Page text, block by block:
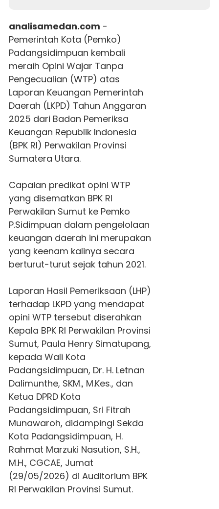
analisamedan.com -
Pemerintah Kota (Pemko)
Padangsidimpuan kembali
meraih Opini Wajar Tanpa
Pengecualian (WTP) atas
Laporan Keuangan Pemerintah
Daerah (LKPD) Tahun Anggaran
2025 dari Badan Pemeriksa
Keuangan Republik Indonesia
(BPK RI) Perwakilan Provinsi
Sumatera Utara.
Capaian predikat opini WTP
yang disematkan BPK RI
Perwakilan Sumut ke Pemko
P.Sidimpuan dalam pengelolaan
keuangan daerah ini merupakan
yang keenam kalinya secara
berturut-turut sejak tahun 2021.
Laporan Hasil Pemeriksaan (LHP)
terhadap LKPD yang mendapat
opini WTP tersebut diserahkan
Kepala BPK RI Perwakilan Provinsi
Sumut, Paula Henry Simatupang,
kepada Wali Kota
Padangsidimpuan, Dr. H. Letnan
Dalimunthe, SKM., M.Kes., dan
Ketua DPRD Kota
Padangsidimpuan, Sri Fitrah
Munawaroh, didampingi Sekda
Kota Padangsidimpuan, H.
Rahmat Marzuki Nasution, S.H.,
M.H., CGCAE, Jumat
(29/05/2026) di Auditorium BPK
RI Perwakilan Provinsi Sumut.